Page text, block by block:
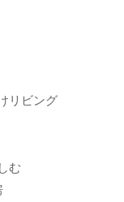
リビング
む